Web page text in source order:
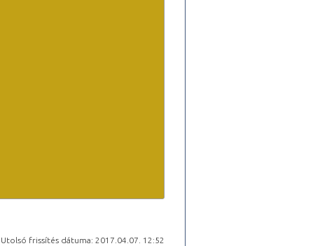
Utolsó frissítés dátuma: 2017.04.07. 12:52